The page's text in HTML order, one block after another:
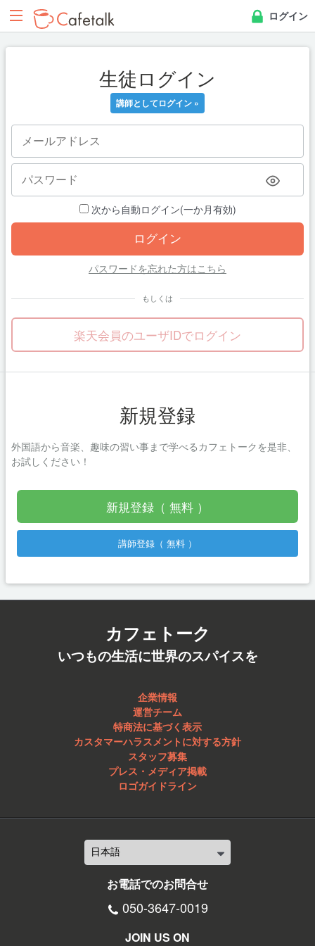
ログイン
生徒ログイン
講師としてログイン »
次から自動ログイン(一か月有効)
パスワードを忘れた方はこちら
もしくは
楽天会員のユーザIDでログイン
新規登録
外国語から音楽、趣味の習い事まで学べるカフェトークを是非、
お試しください！
新規登録（ 無料 ）
講師登録（ 無料 ）
カフェトーク
いつもの生活に世界のスパイスを
企業情報
運営チーム
特商法に基づく表示
カスタマーハラスメントに対する方針
スタッフ募集
プレス・メディア掲載
ロゴガイドライン
お電話でのお問合せ
050-3647-0019
JOIN US ON